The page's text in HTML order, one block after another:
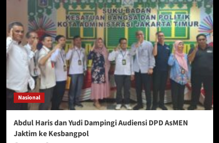
Nasional
Abdul Haris dan Yudi Dampingi Audiensi DPD AsMEN
Jaktim ke Kesbangpol